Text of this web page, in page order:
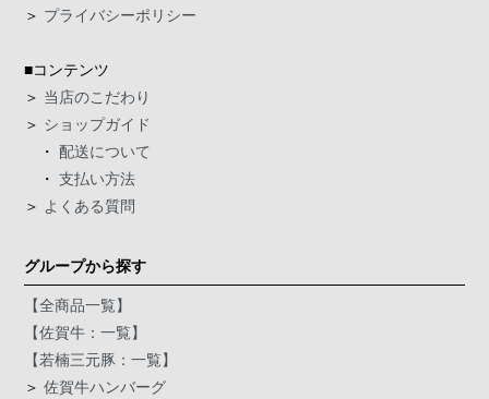
＞ プライバシーポリシー
■コンテンツ
＞ 当店のこだわり
＞ ショップガイド
・配送について
・支払い方法
＞ よくある質問
グループから探す
【全商品一覧】
【佐賀牛：一覧】
【若楠三元豚：一覧】
＞佐賀牛ハンバーグ